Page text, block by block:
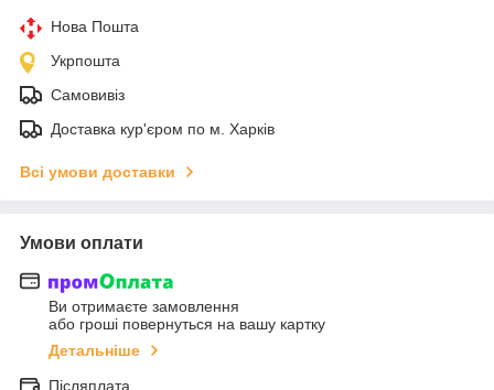
Нова Пошта
Укрпошта
Самовивіз
Доставка кур'єром по м. Харків
Всі умови доставки
Умови оплати
Ви отримаєте замовлення
або гроші повернуться на вашу картку
Детальніше
Післяплата